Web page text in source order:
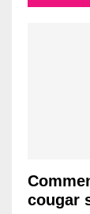
cougar